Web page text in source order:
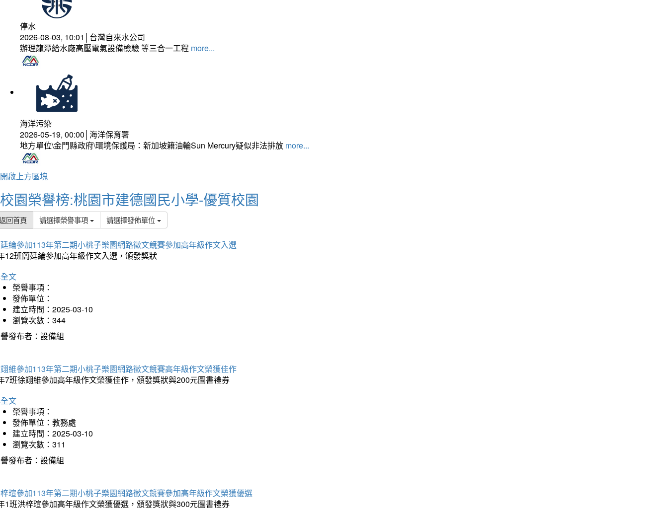
停水
2026-08-03, 10:01│台灣自來水公司
辦理龍潭給水廠高壓電氣設備檢驗 等三合一工程 more...
海洋污染
2026-05-19, 00:00│海洋保育署
地方單位\金門縣政府\環境保護局：新加坡籍油輪Sun Mercury疑似非法排放 more...
開啟上方區塊
校園榮譽榜:桃園市建德國民小學-優質校園
回首頁 請選擇榮譽事項 請選擇發佈單位
綸參加113年第二期小桃子樂園網路徵文競賽參加高年級作文入選
12班簡廷綸參加高年級作文入選，頒發獎狀
文
榮譽事項：
發佈單位：
建立時間：2025-03-10
瀏覽次數：344
發布者：設備組
維參加113年第二期小桃子樂園網路徵文競賽高年級作文榮獲佳作
7班徐翊維參加高年級作文榮獲佳作，頒發獎狀與200元圖書禮券
文
榮譽事項：
發佈單位：教務處
建立時間：2025-03-10
瀏覽次數：311
發布者：設備組
瑄參加113年第二期小桃子樂園網路徵文競賽參加高年級作文榮獲優選
1班洪梓瑄參加高年級作文榮獲優選，頒發獎狀與300元圖書禮券